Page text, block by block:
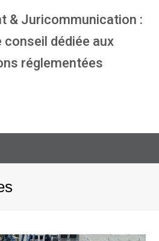
& Juricommunication :
conseil dédiée aux
réglementées